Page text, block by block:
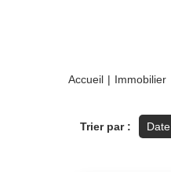
Accueil Immobilier
Trier par : Date